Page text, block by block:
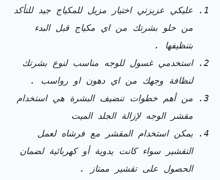
عليكي عزيزتي اختيار مزيل للمكياج جيد للتأكد
من خلو بشرتك من اي مكياج قبل البدء
بتنظيفها .
استخدمي غسول للوجه مناسب لنوع بشرتك
لنظافة وجهك من اي دهون او رواسب .
من أهم خطوات تنضيف البشرة هي استخدام
مقشر الوجه لإزالة الجلد الميت
يمكن استخدام المقشر مع فرشاه لعمل
التقشير سواء كانت يدوية أو كهربائية لضمان
الحصول على تقشير ممتاز .